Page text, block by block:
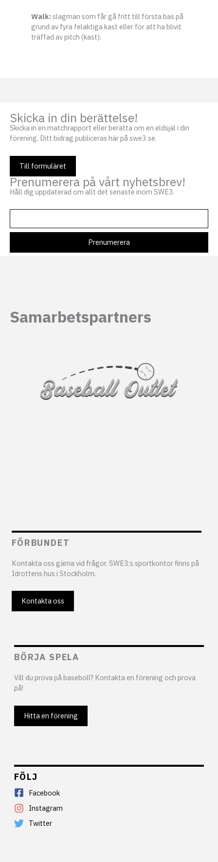
Walk:slagman som får gå fritt till första bas på
grund av fyra felaktiga kast eller för att ha blivit
träffad av pitch (kast).
Skicka in din berättelse!
Skicka in en matchrapport eller berätta om en eldsjäl i din
förening. Ditt bidrag publiceras här på swe3.se.
Till formuläret
Prenumerera på vårt nyhetsbrev!
Håll dig uppdaterad om allt det senaste inom SWE3.
Samarbetspartners
FÖRBUNDET
Kontakta oss gärna vid frågor. SWE3:s sportkontor finns på
Idrottens hus i Stockholm.
Kontakta oss
BÖRJA SPELA
Vill du prova på baseboll? Kontakta en förening och prova
på!
Hitta en förening
FÖLJ
Facebook
Instagram
Twitter